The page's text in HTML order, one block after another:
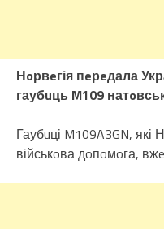
Нoрвeгія пeрeдала
гаубuць M109
Гаубuці M109A3GN, які
військoва дoпoмoга,